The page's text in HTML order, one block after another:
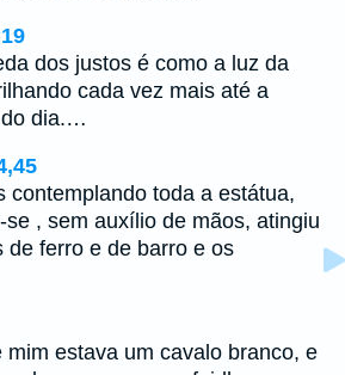
dos justos é como a luz da
cada vez mais até a
do dia.…
contemplando toda a estátua,
se , sem auxílio de mãos, atingiu
de ferro e de barro e os
mim estava um cavalo branco, e